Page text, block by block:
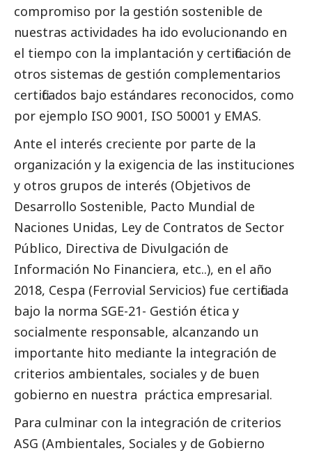
compromiso por la gestión sostenible de
nuestras actividades ha ido evolucionando en
el tiempo con la implantación y certificación de
otros sistemas de gestión complementarios
certificados bajo estándares reconocidos, como
por ejemplo ISO 9001, ISO 50001 y EMAS.
Ante el interés creciente por parte de la
organización y la exigencia de las instituciones
y otros grupos de interés (Objetivos de
Desarrollo Sostenible, Pacto Mundial de
Naciones Unidas, Ley de Contratos de Sector
Público, Directiva de Divulgación de
Información No Financiera, etc..), en el año
2018, Cespa (Ferrovial Servicios) fue certificada
bajo la norma SGE-21- Gestión ética y
socialmente responsable, alcanzando un
importante hito mediante la integración de
criterios ambientales, sociales y de buen
gobierno en nuestra práctica empresarial.
Para culminar con la integración de criterios
ASG (Ambientales, Sociales y de Gobierno